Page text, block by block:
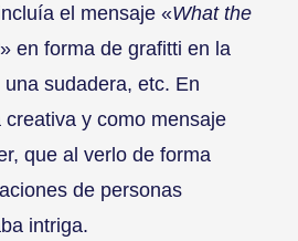
el mensaje «What the
» en forma de grafitti en la
sudadera, etc. En
y como mensaje
que al verlo de forma
de personas
intriga.